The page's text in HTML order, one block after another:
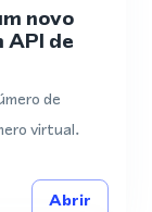
novo
API de
de
virtual.
Abrir